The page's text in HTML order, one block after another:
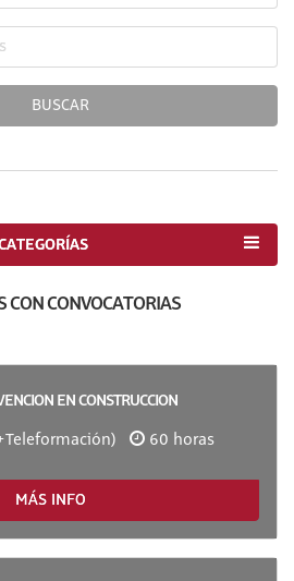
BUSCAR
CON CONVOCATORIAS
EN CONSTRUCCION
60 horas
MÁS INFO